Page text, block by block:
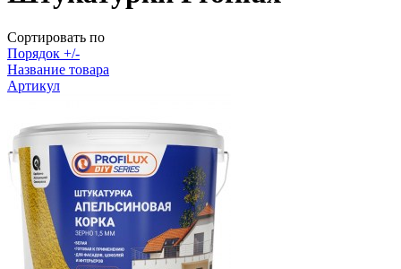
Сортировать по
Порядок +/-
Название товара
Артикул